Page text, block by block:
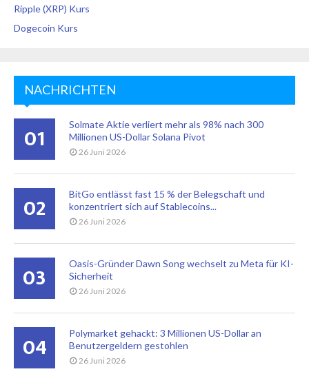
Ripple (XRP) Kurs
Dogecoin Kurs
NACHRICHTEN
01
Solmate Aktie verliert mehr als 98% nach 300
Millionen US-Dollar Solana Pivot
26 Juni 2026
02
BitGo entlässt fast 15 % der Belegschaft und
konzentriert sich auf Stablecoins...
26 Juni 2026
03
Oasis-Gründer Dawn Song wechselt zu Meta für KI-
Sicherheit
26 Juni 2026
04
Polymarket gehackt: 3 Millionen US-Dollar an
Benutzergeldern gestohlen
26 Juni 2026